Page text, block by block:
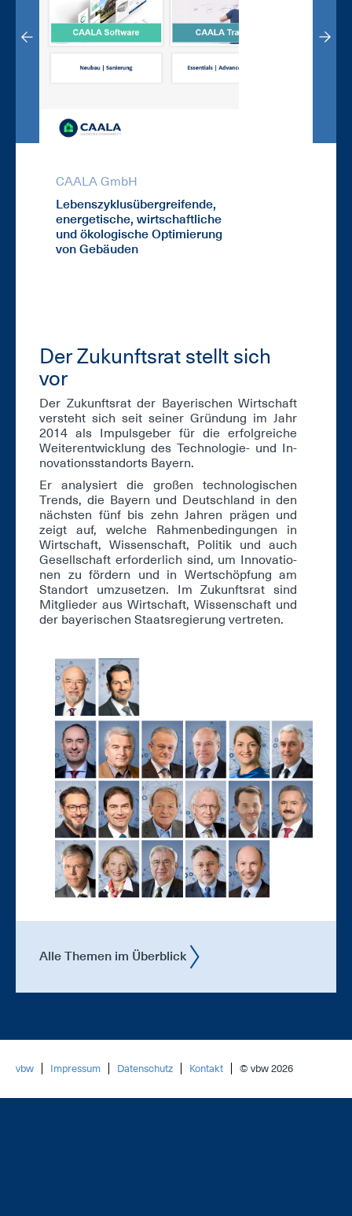
CAALA GmbH
Lebenszyklusübergreifende,
energetische, wirtschaftliche
und ökologische Optimierung
von Gebäuden
Der Zu­kunfts­rat stellt sich
vor
Der Zu­kunfts­rat der Baye­ri­schen Wirt­schaft
ver­steht sich seit sei­ner Grün­dung im Jahr
2014 als Im­puls­ge­ber für die er­folg­rei­che
Wei­ter­ent­wick­lung des Tech­no­lo­gie- und In­
no­va­ti­ons­stand­orts Bay­ern.
Er ana­ly­siert die gro­ßen tech­no­lo­gi­schen
Trends, die Bay­ern und Deutsch­land in den
nächs­ten fünf bis zehn Jah­ren prä­gen und
zeigt auf, wel­che Rah­men­be­din­gun­gen in
Wirt­schaft, Wis­sen­schaft, Po­li­tik und auch
Ge­sell­schaft er­for­der­lich sind, um In­no­va­tio­
nen zu för­dern und in Wert­schöp­fung am
Stand­ort um­zu­set­zen. Im Zu­kunfts­rat sind
Mit­glie­der aus Wirt­schaft, Wis­sen­schaft und
der baye­ri­schen Staats­re­gie­rung ver­tre­ten.
Alle Themen im Überblick
vbw Impressum Datenschutz Kontakt © vbw 2026